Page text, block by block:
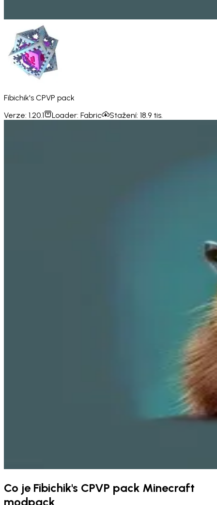
Fibichik's CPVP pack
Verze: 1.20.1 Loader: Fabric Stažení: 18.9 tis.
Co je Fibichik's CPVP pack Minecraft
modpack